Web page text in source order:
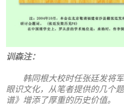
训森注：
韩同根大校时任张廷发将
眼识文化，从笔者提供的几个
谱》增添了厚重的历史价值。